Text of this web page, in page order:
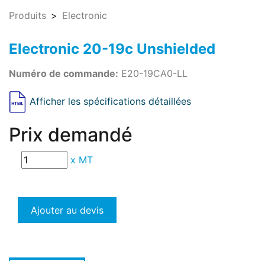
Produits Electronic
Electronic 20-19c Unshielded
Numéro de commande: E20-19CA0-LL
Afficher les spécifications détaillées
Prix demandé
x MT
Ajouter au devis